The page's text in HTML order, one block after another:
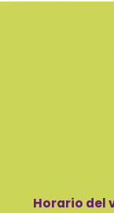
Horario del